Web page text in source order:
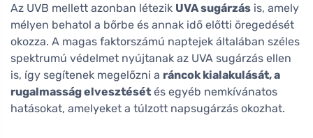
Az UVB mellett azonban létezik UVA sugárzás is, amely
mélyen behatol a bőrbe és annak idő előtti öregedését
okozza. A magas faktorszámú naptejek általában széles
spektrumú védelmet nyújtanak az UVA sugárzás ellen
is, így segítenek megelőzni a ráncok kialakulását, a
rugalmasság elvesztését és egyéb nemkívánatos
hatásokat, amelyeket a túlzott napsugárzás okozhat.